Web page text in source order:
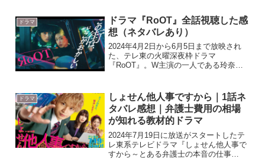
Leminoで全話見放題の配信をしていま
す。U-NEX...
ドラマ
ドラマ『RoOT』全話視聴した感
想（ネタバレあり）
2024年4月2日から6月5日まで放映され
た、テレ東の火曜深夜枠ドラマ
『RoOT』。W主演の一人である玲奈役
さん。その相棒である新人ポンコツ調査
員、佐藤役はイケメン俳優...
ドラマ
しょせん他人事ですから｜1話ネ
タバレ感想｜弁護士費用の相場
が知れる教材的ドラマ
2024年7月19日に放送がスタートしたテ
レ東系テレビドラマ『しょせん他人事で
すから～とある弁護士の本音の仕事